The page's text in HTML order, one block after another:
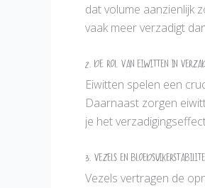
dat volume aanzienlijk
vaak meer verzadigt
2. De rol van eiwitten in
Eiwitten spelen een
Daarnaast zorgen
je het
3. Vezels en
Vezels vertragen de